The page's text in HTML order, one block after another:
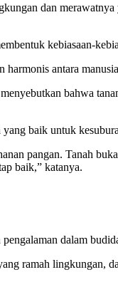
dan
kebiasaan-
antara
bahwa
baik untuk
pangan. Tanah
baik,” katanya.
dalam
ramah lingkungan,